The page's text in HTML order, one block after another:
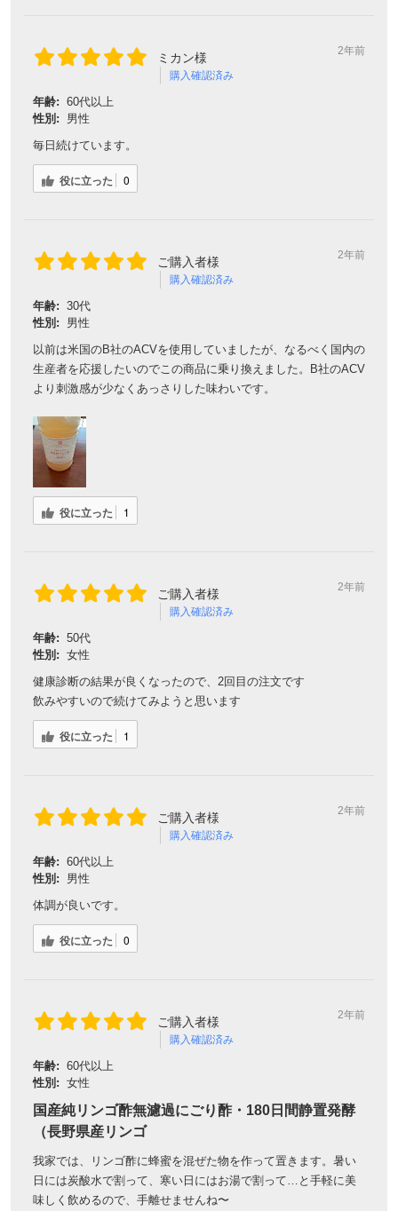
ミカン様
購入確認済み
2年前
年齢: 60代以上
性別:
男性
毎日続けています。
役に立った 0
ご購入者様
購入確認済み
2年前
年齢: 30代
性別:
男性
以前は米国のB社のACVを使用していましたが、なるべく国内の
生産者を応援したいのでこの商品に乗り換えました。B社のACV
より刺激感が少なくあっさりした味わいです。
役に立った 1
ご購入者様
購入確認済み
2年前
年齢: 50代
性別: 女性
健康診断の結果が良くなったので、2回目の注文です
飲みやすいので続けてみようと思います
役に立った 1
ご購入者様
購入確認済み
2年前
年齢: 60代以上
性別:
男性
体調が良いです。
役に立った 0
ご購入者様
購入確認済み
2年前
年齢: 60代以上
性別: 女性
国産純リンゴ酢無濾過にごり酢・180日間静置発酵
（長野県産リンゴ
我家では、リンゴ酢に蜂蜜を混ぜた物を作って置きます。暑い
日には炭酸水で割って、寒い日にはお湯で割って…と手軽に美
味しく飲めるので、手離せませんね〜